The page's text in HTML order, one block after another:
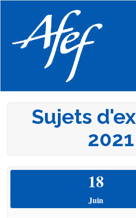
principal
Sujets
2021
18
Juin